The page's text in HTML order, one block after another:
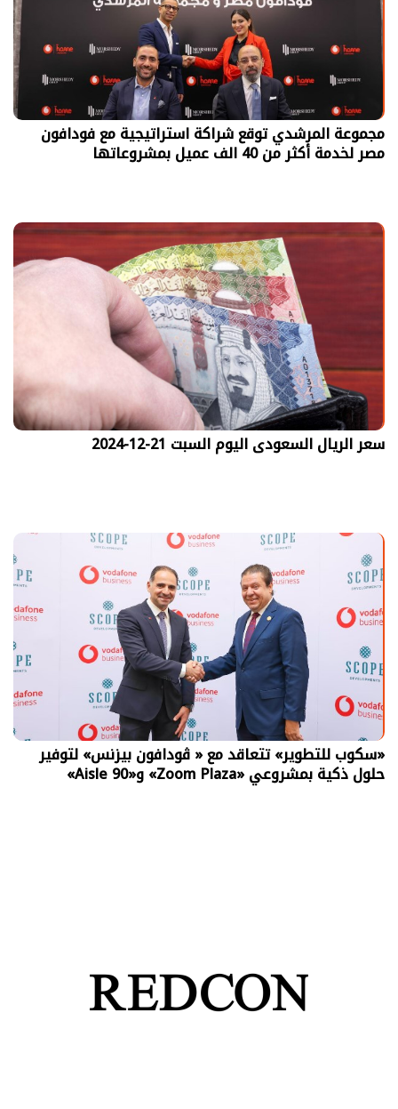
مجموعة المرشدي توقع شراكة استراتيجية مع فودافون
مصر لخدمة أكثر من 40 الف عميل بمشروعاتها
سعر الريال السعودى اليوم السبت 21-12-2024
«سكوب للتطوير» تتعاقد مع « ڤودافون بيزنس» لتوفير
حلول ذكية بمشروعي «Zoom Plaza» و«Aisle 90»